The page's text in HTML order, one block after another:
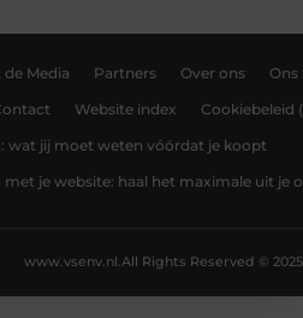
de Media Partners Over ons Ons
Website index Cookiebeleid
wat jij moet weten vóórdat je koopt
je website: haal het maximale uit je
All Rights Reserved © 2025
www.vsenv.nl.